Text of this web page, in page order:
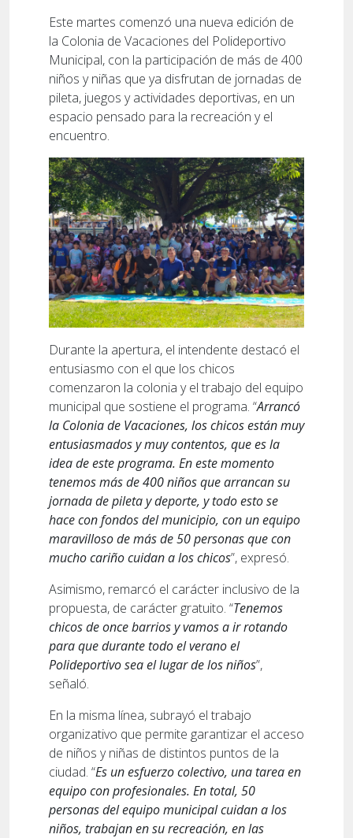
Este martes comenzó una nueva edición de
la Colonia de Vacaciones del Polideportivo
Municipal, con la participación de más de 400
niños y niñas que ya disfrutan de jornadas de
pileta, juegos y actividades deportivas, en un
espacio pensado para la recreación y el
encuentro.
Durante la apertura, el intendente destacó el
entusiasmo con el que los chicos
comenzaron la colonia y el trabajo del equipo
municipal que sostiene el programa. “Arrancó
la Colonia de Vacaciones, los chicos están muy
entusiasmados y muy contentos, que es la
idea de este programa. En este momento
tenemos más de 400 niños que arrancan su
jornada de pileta y deporte, y todo esto se
hace con fondos del municipio, con un equipo
maravilloso de más de 50 personas que con
mucho cariño cuidan a los chicos”, expresó.
Asimismo, remarcó el carácter inclusivo de la
propuesta, de carácter gratuito. “Tenemos
chicos de once barrios y vamos a ir rotando
para que durante todo el verano el
Polideportivo sea el lugar de los niños”,
señaló.
En la misma línea, subrayó el trabajo
organizativo que permite garantizar el acceso
de niños y niñas de distintos puntos de la
ciudad. “Es un esfuerzo colectivo, una tarea en
equipo con profesionales. En total, 50
personas del equipo municipal cuidan a los
niños, trabajan en su recreación, en las